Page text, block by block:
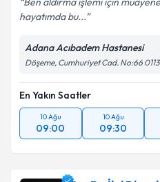
hayatımda bu...
Adana Acıbadem Hastanesi
Döşeme, Cumhuriyet Cad. No:66
En Yakın Saatler
10 Ağu
09:00
10 Ağu
09:30